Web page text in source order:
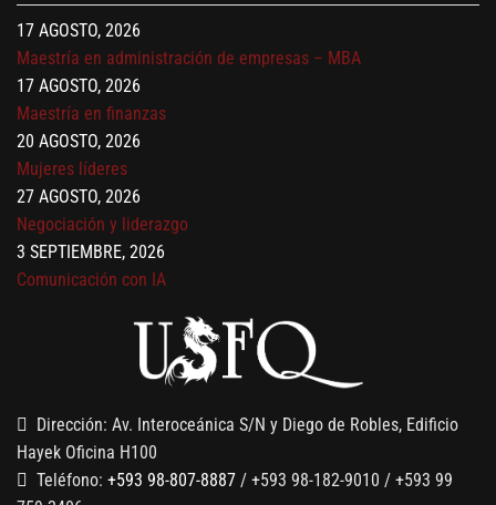
Maestría en administración de empresas – MBA
17 AGOSTO, 2026
Maestría en finanzas
20 AGOSTO, 2026
Mujeres líderes
27 AGOSTO, 2026
Negociación y liderazgo
3 SEPTIEMBRE, 2026
Comunicación con IA
7 SEPTIEMBRE, 2026
Gobernanza de datos
Finanzas para no financieros
Dirección: Av. Interoceánica S/N y Diego de Robles, Edificio
Hayek Oficina H100
Teléfono: +593 98-807-8887 / +593 98-182-9010 / +593 99